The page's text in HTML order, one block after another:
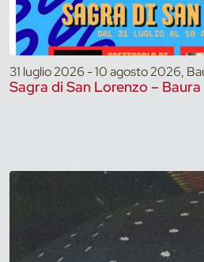
31 luglio 2026 - 10 agosto 2026,
Sagra di San Lorenzo – Baura